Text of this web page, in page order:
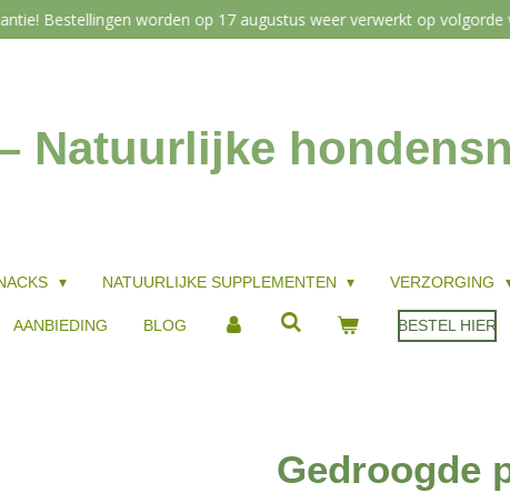
Bestellingen worden op 17 augustus weer verwerkt op
Natuurlijke
NATUURLIJKE SUPPLEMENTEN VERZORGING
AANBIEDING BLOG BESTEL HIER
Gedroogde